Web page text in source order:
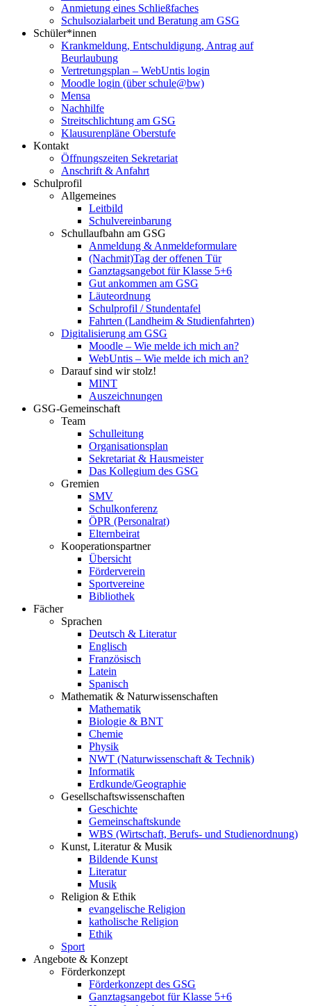
Anmietung eines Schließfaches
Schulsozialarbeit und Beratung am GSG
Schüler*innen
Krankmeldung, Entschuldigung, Antrag auf
Beurlaubung
Vertretungsplan – WebUntis login
Moodle login (über schule@bw)
Mensa
Nachhilfe
Streitschlichtung am GSG
Klausurenpläne Oberstufe
Kontakt
Öffnungszeiten Sekretariat
Anschrift & Anfahrt
Schulprofil
Allgemeines
Leitbild
Schulvereinbarung
Schullaufbahn am GSG
Anmeldung & Anmeldeformulare
(Nachmit)Tag der offenen Tür
Ganztagsangebot für Klasse 5+6
Gut ankommen am GSG
Läuteordnung
Schulprofil / Stundentafel
Fahrten (Landheim & Studienfahrten)
Digitalisierung am GSG
Moodle – Wie melde ich mich an?
WebUntis – Wie melde ich mich an?
Darauf sind wir stolz!
MINT
Auszeichnungen
GSG-Gemeinschaft
Team
Schulleitung
Organisationsplan
Sekretariat & Hausmeister
Das Kollegium des GSG
Gremien
SMV
Schulkonferenz
ÖPR (Personalrat)
Elternbeirat
Kooperationspartner
Übersicht
Förderverein
Sportvereine
Bibliothek
Fächer
Sprachen
Deutsch & Literatur
Englisch
Französisch
Latein
Spanisch
Mathematik & Naturwissenschaften
Mathematik
Biologie & BNT
Chemie
Physik
NWT (Naturwissenschaft & Technik)
Informatik
Erdkunde/Geographie
Gesellschaftswissenschaften
Geschichte
Gemeinschaftskunde
WBS (Wirtschaft, Berufs- und Studienordnung)
Kunst, Literatur & Musik
Bildende Kunst
Literatur
Musik
Religion & Ethik
evangelische Religion
katholische Religion
Ethik
Sport
Angebote & Konzept
Förderkonzept
Förderkonzept des GSG
Ganztagsangebot für Klasse 5+6